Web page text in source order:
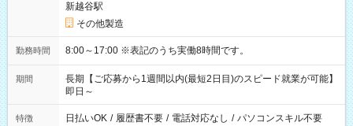
新越谷駅
その他製造
勤務時間 8:00～17:00 ※表記のうち実働8時間です。
期間
長期【ご応募から1週間以内(最短2日目)のスピード就業が可能】
即日～
特徴 日払いOK / 履歴書不要 / 電話対応なし / パソコンスキル不要